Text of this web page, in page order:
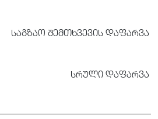
ᲡᲐᲒᲖᲐᲝ ᲨᲔᲛᲗᲮᲕᲔᲕᲘᲡ ᲓᲐᲤᲐᲠᲕᲐ
ᲡᲠᲣᲚᲘ ᲓᲐᲤᲐᲠᲕᲐ